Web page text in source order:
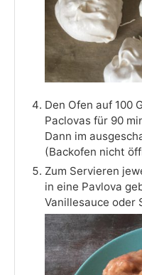
Den Ofen auf 100
Paclovas für 90
Dann im
(Backofen nicht
Zum Servieren
in eine Pavlova
Vanillesauce oder